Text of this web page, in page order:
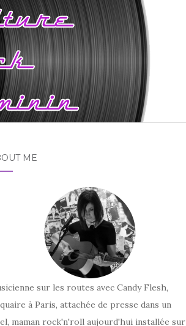
ME
sur les routes avec Candy Flesh,
à Paris, attachée de presse dans un
maman rock'n'roll aujourd'hui installée sur